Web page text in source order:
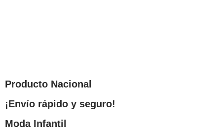
Producto Nacional
¡Envío rápido y seguro!
Moda Infantil